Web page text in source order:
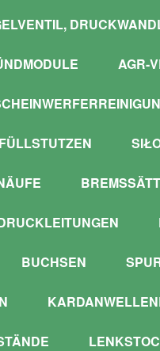
AGR-
BUCHSEN